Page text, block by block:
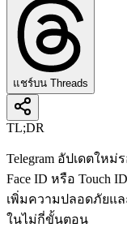
แชร์บน Threads
TL;DR
Telegram อัปเดตใหม่
Face ID หรือ Touch
เพิ่มความปลอดภัยแ
ในไม่กี่ขั้นตอน